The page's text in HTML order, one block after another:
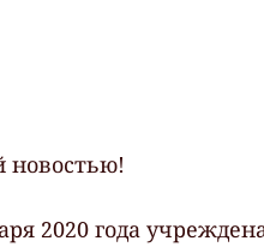
новостью!
2020 года